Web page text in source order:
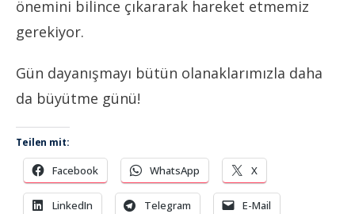
önemini bilince çıkararak hareket etmemiz
gerekiyor.
Gün dayanışmayı bütün olanaklarımızla daha
da büyütme günü!
Teilen mit:
Facebook WhatsApp X
LinkedIn Telegram E-Mail